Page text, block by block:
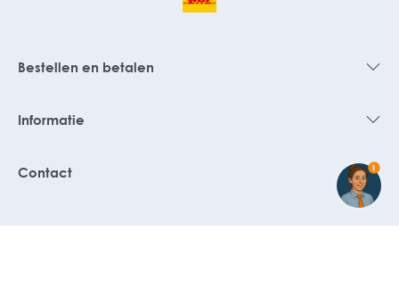
Bestellen en betalen
Informatie
Contact 1